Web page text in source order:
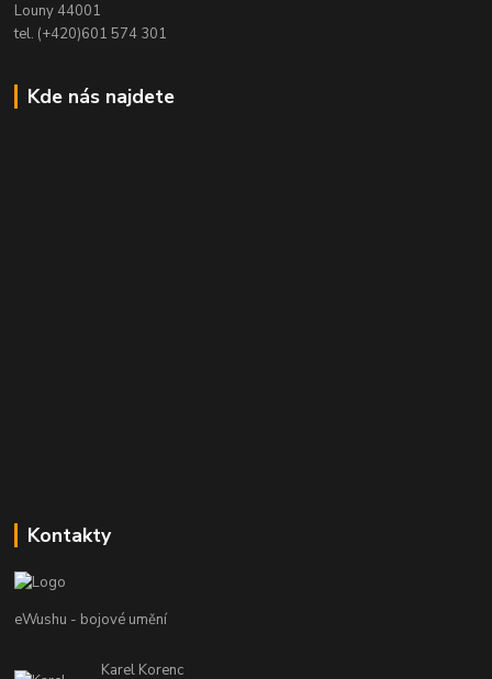
Louny 44001
tel. (+420)601 574 301
Kde nás najdete
Kontakty
eWushu - bojové umění
Karel Korenc